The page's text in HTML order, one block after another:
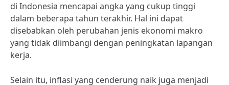
di Indonesia mencapai angka yang cukup tinggi
dalam beberapa tahun terakhir. Hal ini dapat
disebabkan oleh perubahan jenis ekonomi makro
yang tidak diimbangi dengan peningkatan lapangan
kerja.
Selain itu, inflasi yang cenderung naik juga menjadi